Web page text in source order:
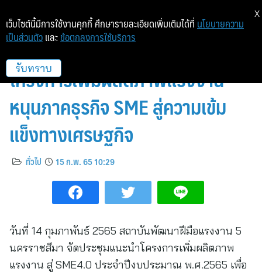
พัฒนาฝีมือแรงงานโคราช เดินหน้า
โครงการเพิ่มผลิตภาพแรงงาน
หนุนภาคธุรกิจ SME สู่ความเข้ม
แข็งทางเศรษฐกิจ
ทั่วไป 15 ก.พ. 65 10:29
วันที่ 14 กุมภาพันธ์ 2565 สถาบันพัฒนาฝีมือแรงงาน 5
นครราชสีมา จัดประชุมแนะนำโครงการเพิ่มผลิตภาพ
แรงงาน สู่ SME4.0 ประจำปีงบประมาณ พ.ศ.2565 เพื่อ
เว็บไซต์นี้มีการใช้งานคุกกี้ ศึกษารายละเอียดเพิ่มเติมได้ที่ นโยบายความ
เป็นส่วนตัว และ ข้อตกลงการใช้บริการ
รับทราบ
X